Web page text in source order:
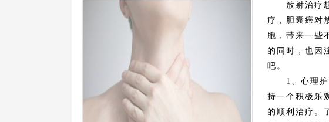
放射治疗想
疗，胆囊癌对
胞，带来一些
的同时，也因
吧。
1、心理护
持一个积极乐
的顺利治疗。